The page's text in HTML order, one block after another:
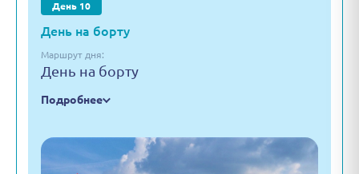
День 10
День на борту
Маршрут дня:
День на борту
Подробнее